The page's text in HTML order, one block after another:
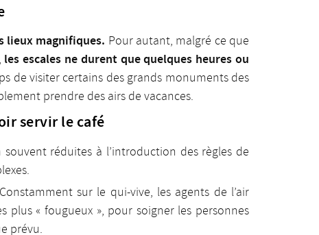
lieux magnifiques. Pour autant, malgré ce que
les escales ne durent que quelques heures ou
de visiter certains des grands monuments des
prendre des airs de vacances.
servir le café
réduites à l’introduction des règles de
sur le qui-vive, les agents de l’air
plus « fougueux », pour soigner les personnes
prévu.